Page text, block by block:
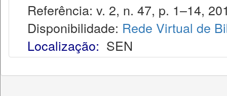
Referência: v. 2, n. 47, p. 1–14,
Disponibilidade: Rede Virtual de
Localização: SEN